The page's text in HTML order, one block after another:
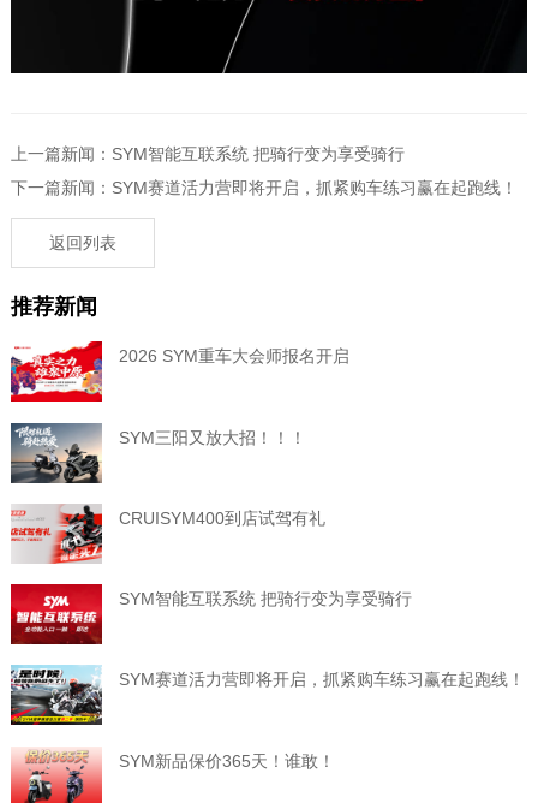
上一篇新闻：SYM智能互联系统 把骑行变为享受骑行
下一篇新闻：SYM赛道活力营即将开启，抓紧购车练习赢在起跑线！
返回列表
推荐新闻
2026 SYM重车大会师报名开启
SYM三阳又放大招！！！
CRUISYM400到店试驾有礼
SYM智能互联系统 把骑行变为享受骑行
SYM赛道活力营即将开启，抓紧购车练习赢在起跑线！
SYM新品保价365天！谁敢！